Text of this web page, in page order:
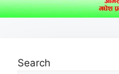
Search